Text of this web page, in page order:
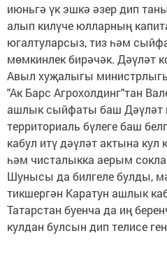
июньгә үк эшкә әзер дип
алып килүче юлларның
югалтуларсыз, тиз һәм
мөмкинлек бирәчәк. Дәүләт
Авыл хуҗалыгы
"Ак Барс Агрохолдинг"тан
ашлык сыйфаты баш Дәүләт
территориаль бүлеге баш
кабул итү дәүләт актына кул
һәм чисталыкка аерым
Шунысы да билгеле булды,
тикшергән Каратун ашлык
Татарстан буенча да иң
кулдан булсын дип телисе